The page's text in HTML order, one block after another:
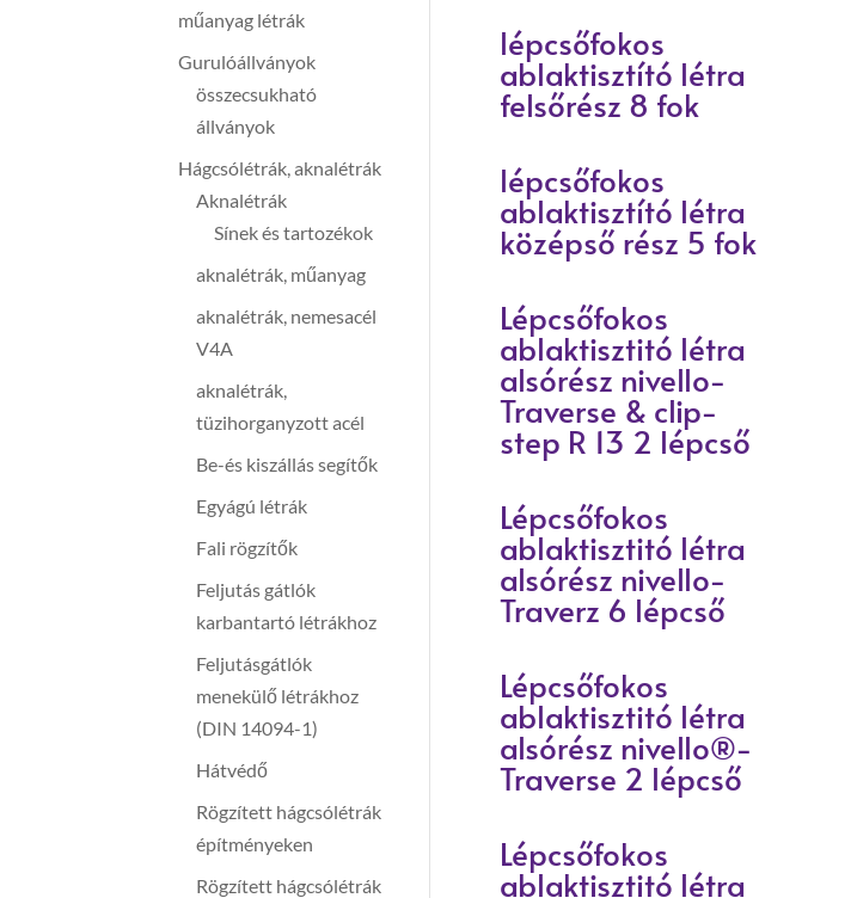
lépcsőfokos
ablaktisztító létra
felsőrész 8 fok
lépcsőfokos
ablaktisztító létra
középső rész 5 fok
Lépcsőfokos
ablaktisztitó létra
alsórész nivello-
Traverse & clip-
step R 13 2 lépcső
Lépcsőfokos
ablaktisztitó létra
alsórész nivello-
Traverz 6 lépcső
Lépcsőfokos
ablaktisztitó létra
alsórész nivello®-
Traverse 2 lépcső
Lépcsőfokos
ablaktisztitó létra
műanyag létrák
Gurulóállványok
összecsukható
állványok
Hágcsólétrák, aknalétrák
Aknalétrák
Sínek és tartozékok
aknalétrák, műanyag
aknalétrák, nemesacél
V4A
aknalétrák,
tüzihorganyzott acél
Be-és kiszállás segítők
Egyágú létrák
Fali rögzítők
Feljutás gátlók
karbantartó létrákhoz
Feljutásgátlók
menekülő létrákhoz
(DIN 14094-1)
Hátvédő
Rögzített hágcsólétrák
építményeken
Rögzített hágcsólétrák